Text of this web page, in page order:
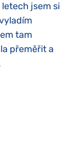
jsem si
tam
přeměřit a